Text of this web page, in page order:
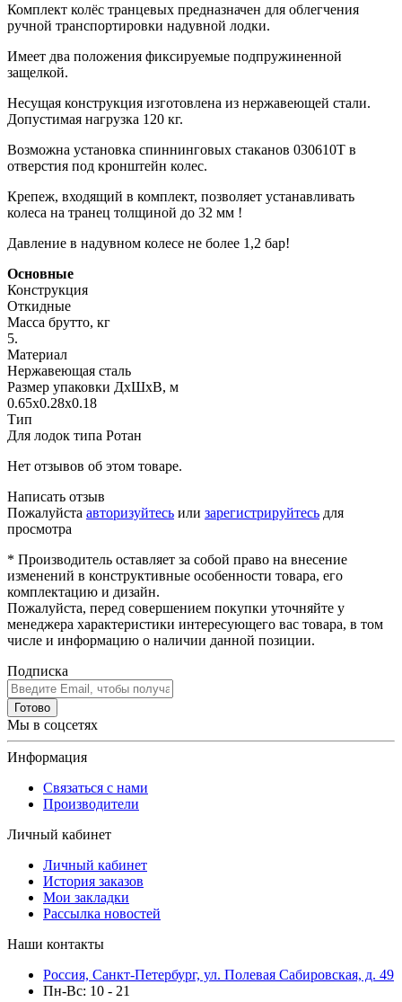
Комплект колёс транцевых предназначен для облегчения
ручной транспортировки надувной лодки.
Имеет два положения фиксируемые подпружиненной
защелкой.
Несущая конструкция изготовлена из нержавеющей стали.
Допустимая нагрузка 120 кг.
Возможна установка спиннинговых стаканов 030610Т в
отверстия под кронштейн колес.
Крепеж, входящий в комплект, позволяет устанавливать
колеса на транец толщиной до 32 мм !
Давление в надувном колесе не более 1,2 бар!
Основные
Конструкция
Откидные
Масса брутто, кг
5.
Материал
Нержавеющая сталь
Размер упаковки ДхШхВ, м
0.65x0.28x0.18
Тип
Для лодок типа Ротан
Нет отзывов об этом товаре.
Написать отзыв
Пожалуйста авторизуйтесь или зарегистрируйтесь для
просмотра
* Производитель оставляет за собой право на внесение
изменений в конструктивные особенности товара, его
комплектацию и дизайн.
Пожалуйста, перед совершением покупки уточняйте у
менеджера характеристики интересующего вас товара, в том
числе и информацию о наличии данной позиции.
Подписка
Готово
Мы в соцсетях
Информация
Связаться с нами
Производители
Личный кабинет
Личный кабинет
История заказов
Мои закладки
Рассылка новостей
Наши контакты
Россия, Санкт-Петербург, ул. Полевая Сабировская, д. 49
Пн-Вс: 10 - 21